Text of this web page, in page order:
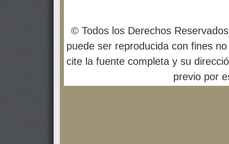
© Todos los Derechos
puede ser reproducida con fines
cite la fuente completa y su
previo por